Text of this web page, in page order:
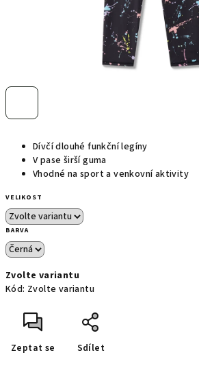
Dívčí dlouhé funkční legíny
V pase širší guma
Vhodné na sport a venkovní aktivity
VELIKOST
BARVA
Zvolte variantu
Kód: Zvolte variantu
Zeptat se Sdílet